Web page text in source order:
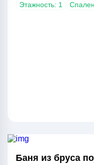
Этажность: 1
Баня из бруса